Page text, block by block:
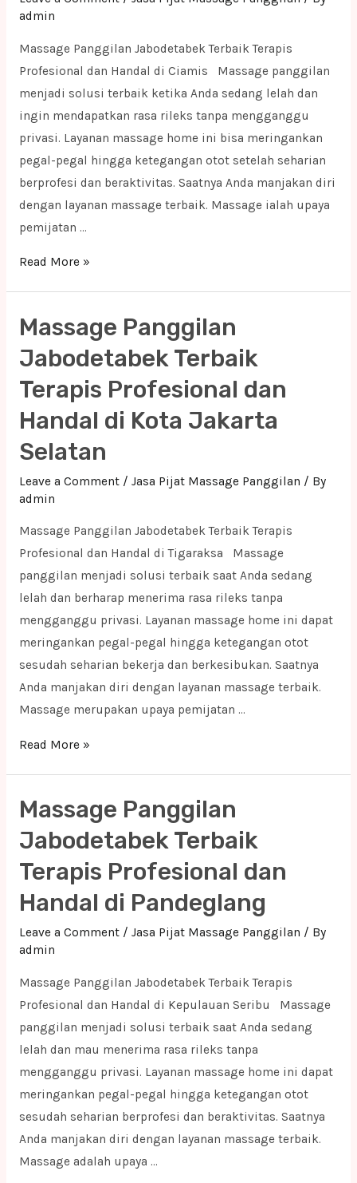
Subang
admin
Massage Panggilan Jabodetabek Terbaik Terapis
Profesional dan Handal di Ciamis Massage panggilan
menjadi solusi terbaik ketika Anda sedang lelah dan
ingin mendapatkan rasa rileks tanpa mengganggu
privasi. Layanan massage home ini bisa meringankan
pegal-pegal hingga ketegangan otot setelah seharian
berprofesi dan beraktivitas. Saatnya Anda manjakan diri
dengan layanan massage terbaik. Massage ialah upaya
pemijatan …
Massage
Terbaik
Terapis
dan
Handal
di
Cirebon
Read More »
Massage Panggilan
Jabodetabek Terbaik
Terapis Profesional dan
Handal di Kota Jakarta
Selatan
Leave a Comment / Jasa Pijat Massage Panggilan / By
admin
Massage Panggilan Jabodetabek Terbaik Terapis
Profesional dan Handal di Tigaraksa Massage
panggilan menjadi solusi terbaik saat Anda sedang
lelah dan berharap menerima rasa rileks tanpa
mengganggu privasi. Layanan massage home ini dapat
meringankan pegal-pegal hingga ketegangan otot
sesudah seharian bekerja dan berkesibukan. Saatnya
Anda manjakan diri dengan layanan massage terbaik.
Massage merupakan upaya pemijatan …
Massage
Terbaik
Terapis
dan
Handal
Kota
Selatan
Read More »
Massage Panggilan
Jabodetabek Terbaik
Terapis Profesional dan
Handal di Pandeglang
Leave a Comment / Jasa Pijat Massage Panggilan / By
admin
Massage Panggilan Jabodetabek Terbaik Terapis
Profesional dan Handal di Kepulauan Seribu Massage
panggilan menjadi solusi terbaik saat Anda sedang
lelah dan mau menerima rasa rileks tanpa
mengganggu privasi. Layanan massage home ini dapat
meringankan pegal-pegal hingga ketegangan otot
sesudah seharian berprofesi dan beraktivitas. Saatnya
Anda manjakan diri dengan layanan massage terbaik.
Massage adalah upaya …